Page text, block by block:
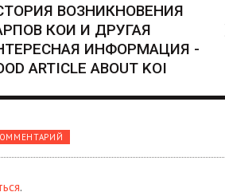
ВОЗНИКНОВЕНИЯ
КОИ И ДРУГАЯ
ИНФОРМАЦИЯ -
ARTICLE ABOUT KOI
.